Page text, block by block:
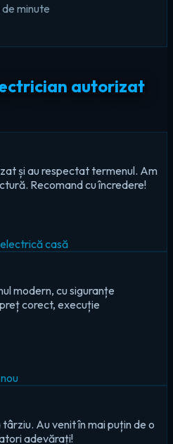
minute
autorizat
modern, cu siguranțe
corect, execuție
Au venit în mai puțin de o
adevărați!
— pană totală
casa și un sistem smart pentru
mulțumit!